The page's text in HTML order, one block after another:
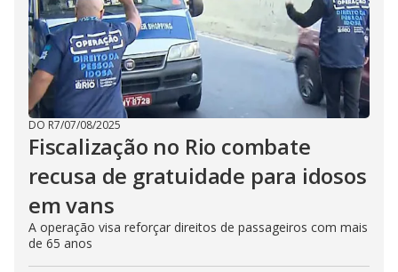
DO R7/07/08/2025
Fiscalização no Rio combate
recusa de gratuidade para idosos
em vans
A operação visa reforçar direitos de passageiros com mais
de 65 anos